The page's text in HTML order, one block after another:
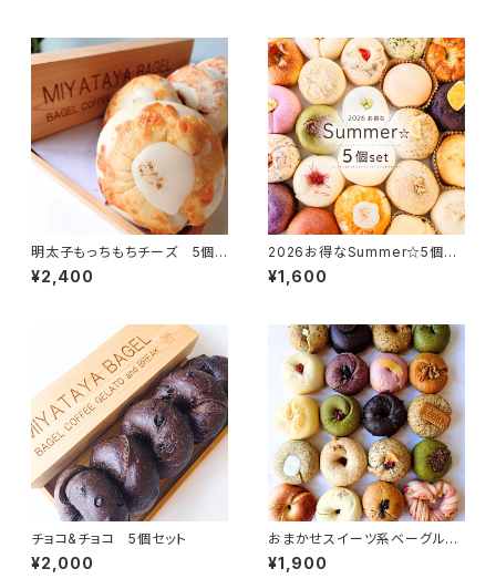
明太子もっちもちチーズ 5個セ
ット
¥2,400
2026お得なSummer☆5個se
t
¥1,600
チョコ&チョコ 5個セット
¥2,000
おまかせスイーツ系ベーグル5
個セット
¥1,900